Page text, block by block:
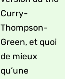
Curry-
Thompson-
Green, et quoi
de mieux
qu’une